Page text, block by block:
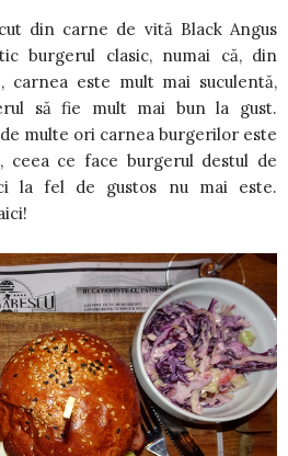
din carne de vită Black Angus
burgerul clasic, numai că, din
carnea este mult mai suculentă,
să fie mult mai bun la gust.
multe ori carnea burgerilor este
ceea ce face burgerul destul de
la fel de gustos nu mai este.